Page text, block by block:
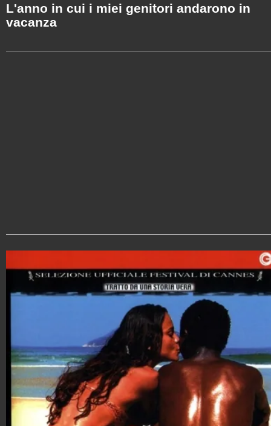
L'anno in cui i miei genitori andarono in
vacanza